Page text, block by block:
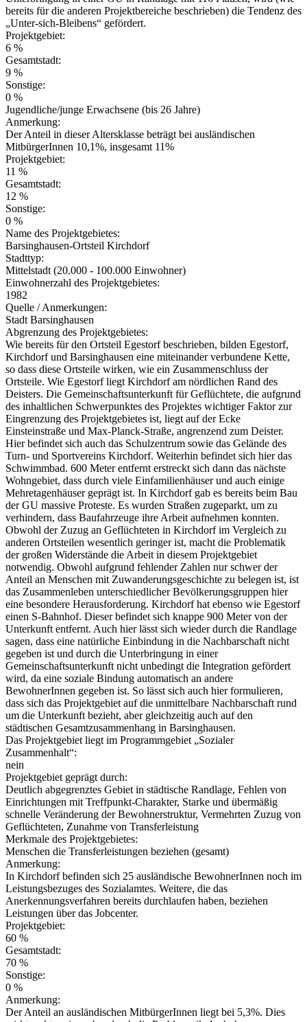
bereits für die anderen Projektbereiche beschrieben) die Tendenz des
„Unter-sich-Bleibens“ gefördert.
Projektgebiet:
6 %
Gesamtstadt:
9 %
Sonstige:
0 %
Jugendliche/junge Erwachsene (bis 26 Jahre)
Anmerkung:
Der Anteil in dieser Altersklasse beträgt bei ausländischen
MitbürgerInnen 10,1%, insgesamt 11%
Projektgebiet:
11 %
Gesamtstadt:
12 %
Sonstige:
0 %
Name des Projektgebietes:
Barsinghausen-Ortsteil Kirchdorf
Stadttyp:
Mittelstadt (20.000 - 100.000 Einwohner)
Einwohnerzahl des Projektgebietes:
1982
Quelle / Anmerkungen:
Stadt Barsinghausen
Abgrenzung des Projektgebietes:
Wie bereits für den Ortsteil Egestorf beschrieben, bilden Egestorf,
Kirchdorf und Barsinghausen eine miteinander verbundene Kette,
so dass diese Ortsteile wirken, wie ein Zusammenschluss der
Ortsteile. Wie Egestorf liegt Kirchdorf am nördlichen Rand des
Deisters. Die Gemeinschaftsunterkunft für Geflüchtete, die aufgrund
des inhaltlichen Schwerpunktes des Projektes wichtiger Faktor zur
Eingrenzung des Projektgebietes ist, liegt auf der Ecke
Einsteinstraße und Max-Planck-Straße, angrenzend zum Deister.
Hier befindet sich auch das Schulzentrum sowie das Gelände des
Turn- und Sportvereins Kirchdorf. Weiterhin befindet sich hier das
Schwimmbad. 600 Meter entfernt erstreckt sich dann das nächste
Wohngebiet, dass durch viele Einfamilienhäuser und auch einige
Mehretagenhäuser geprägt ist. In Kirchdorf gab es bereits beim Bau
der GU massive Proteste. Es wurden Straßen zugeparkt, um zu
verhindern, dass Baufahrzeuge ihre Arbeit aufnehmen konnten.
Obwohl der Zuzug an Geflüchteten in Kirchdorf im Vergleich zu
anderen Ortsteilen wesentlich geringer ist, macht die Problematik
der großen Widerstände die Arbeit in diesem Projektgebiet
notwendig. Obwohl aufgrund fehlender Zahlen nur schwer der
Anteil an Menschen mit Zuwanderungsgeschichte zu belegen ist, ist
das Zusammenleben unterschiedlicher Bevölkerungsgruppen hier
eine besondere Herausforderung. Kirchdorf hat ebenso wie Egestorf
einen S-Bahnhof. Dieser befindet sich knappe 900 Meter von der
Unterkunft entfernt. Auch hier lässt sich wieder durch die Randlage
sagen, dass eine natürliche Einbindung in die Nachbarschaft nicht
gegeben ist und durch die Unterbringung in einer
Gemeinschaftsunterkunft nicht unbedingt die Integration gefördert
wird, da eine soziale Bindung automatisch an andere
BewohnerInnen gegeben ist. So lässt sich auch hier formulieren,
dass sich das Projektgebiet auf die unmittelbare Nachbarschaft rund
um die Unterkunft bezieht, aber gleichzeitig auch auf den
städtischen Gesamtzusammenhang in Barsinghausen.
Das Projektgebiet liegt im Programmgebiet „Sozialer
Zusammenhalt“:
nein
Projektgebiet geprägt durch:
Deutlich abgegrenztes Gebiet in städtische Randlage, Fehlen von
Einrichtungen mit Treffpunkt-Charakter, Starke und übermäßig
schnelle Veränderung der Bewohnerstruktur, Vermehrten Zuzug von
Geflüchteten, Zunahme von Transferleistung
Merkmale des Projektgebietes:
Menschen die Transferleistungen beziehen (gesamt)
Anmerkung:
In Kirchdorf befinden sich 25 ausländische BewohnerInnen noch im
Leistungsbezuges des Sozialamtes. Weitere, die das
Anerkennungsverfahren bereits durchlaufen haben, beziehen
Leistungen über das Jobcenter.
Projektgebiet:
60 %
Gesamtstadt:
70 %
Sonstige:
0 %
Anmerkung:
Der Anteil an ausländischen MitbürgerInnen liegt bei 5,3%. Dies